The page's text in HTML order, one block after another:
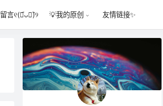
留言୧(﹒︠ᴗ﹒︡)୨ 💡我的原创 友情链接✨